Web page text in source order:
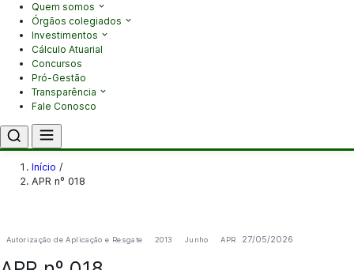
Quem somos
Órgãos colegiados
Investimentos
Cálculo Atuarial
Concursos
Pró-Gestão
Transparência
Fale Conosco
Início /
APR nº 018
Autorização de Aplicação e Resgate 2013 Junho APR 27/05/2026